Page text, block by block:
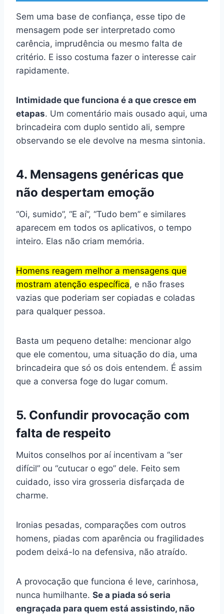
Sem uma base de confiança, esse tipo de
mensagem pode ser interpretado como
carência, imprudência ou mesmo falta de
critério. E isso costuma fazer o interesse cair
rapidamente.
Intimidade que funciona é a que cresce em
etapas. Um comentário mais ousado aqui, uma
brincadeira com duplo sentido ali, sempre
observando se ele devolve na mesma sintonia.
4. Mensagens genéricas que
não despertam emoção
“Oi, sumido”, “E aí”, “Tudo bem” e similares
aparecem em todos os aplicativos, o tempo
inteiro. Elas não criam memória.
Homens reagem melhor a mensagens que
mostram atenção específica, e não frases
vazias que poderiam ser copiadas e coladas
para qualquer pessoa.
Basta um pequeno detalhe: mencionar algo
que ele comentou, uma situação do dia, uma
brincadeira que só os dois entendem. É assim
que a conversa foge do lugar comum.
5. Confundir provocação com
falta de respeito
Muitos conselhos por aí incentivam a “ser
difícil” ou “cutucar o ego” dele. Feito sem
cuidado, isso vira grosseria disfarçada de
charme.
Ironias pesadas, comparações com outros
homens, piadas com aparência ou fragilidades
podem deixá-lo na defensiva, não atraído.
A provocação que funciona é leve, carinhosa,
nunca humilhante. Se a piada só seria
engraçada para quem está assistindo, não